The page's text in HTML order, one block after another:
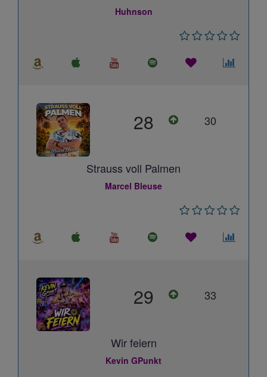
Huhnson
28 30
Strauss voll Palmen
Marcel Bleuse
29 33
Wir feiern
Kevin GPunkt